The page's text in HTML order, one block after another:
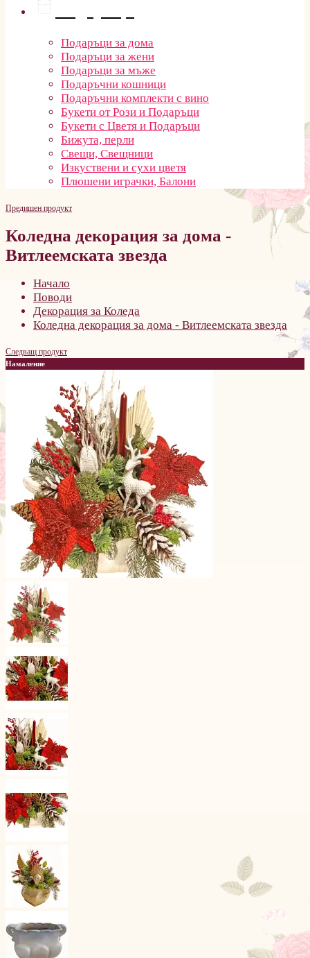
Подаръци за дома
Подаръци за жени
Подаръци за мъже
Подаръчни кошници
Подаръчни комплекти с вино
Букети от Рози и Подаръци
Букети с Цветя и Подаръци
Бижута, перли
Свещи, Свещници
Изкуствени и сухи цветя
Плюшени играчки, Балони
Предишен продукт
Коледна декорация за дома -
Витлеемската звезда
Начало
Поводи
Декорация за Коледа
Коледна декорация за дома - Витлеемската звезда
Следващ продукт
Намаление